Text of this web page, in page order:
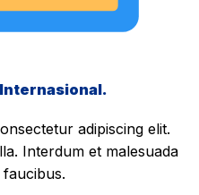
adipiscing elit.
Interdum et malesuada